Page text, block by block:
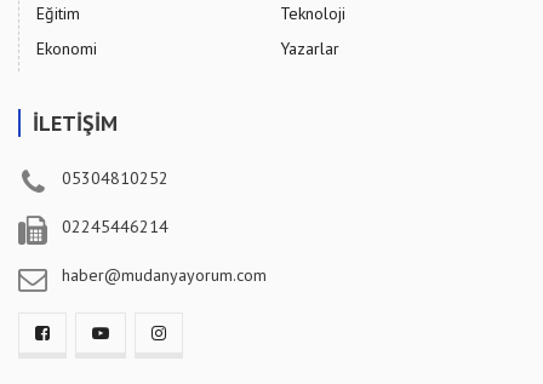
Eğitim
Ekonomi
Teknoloji
Yazarlar
İLETİŞİM
05304810252
02245446214
haber@mudanyayorum.com